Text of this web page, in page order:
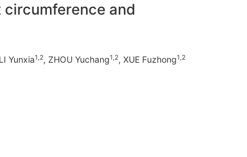
and
Yunxia1,2, ZHOU Yuchang1,2, XUE Fuzhong1,2